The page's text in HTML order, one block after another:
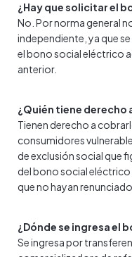
¿Hay que solicitar el
No. Por norma general
independiente, ya que
el bono social eléctrico
anterior.
¿Quién tiene derecho
Tienen derecho a
consumidores
de exclusión social que
del bono social eléctrico
que no hayan renunciado
¿Dónde se ingresa el
Se ingresa por